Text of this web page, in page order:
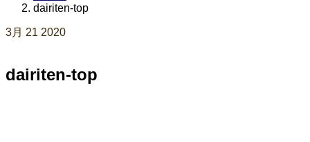
dairiten-top
3月 21 2020
dairiten-top